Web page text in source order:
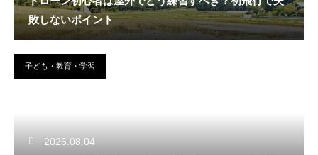
敗しないポイント
子ども・教育・学習
2026.08.04